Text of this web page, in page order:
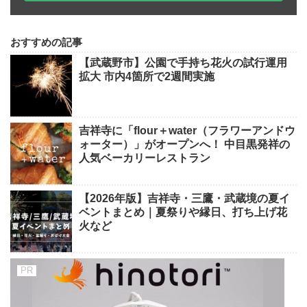
おすすめの記事
【武蔵野市】公園で手持ち花火の試行運用
拡大 市内4箇所で2週間実施
吉祥寺に「flour＋water（フラワーアンドウ
ォーター）」がオープンへ！ 中目黒発祥の
人気ベーカリーレストラン
【2026年版】吉祥寺・三鷹・武蔵境の夏イ
ベントまとめ｜夏祭りや縁日、打ち上げ花
火など